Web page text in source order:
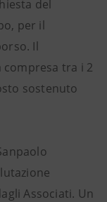
del
per il
Il
tra i 2
sostenuto
Associati. Un